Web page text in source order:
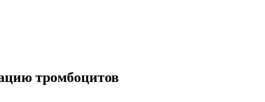
тромбоцитов